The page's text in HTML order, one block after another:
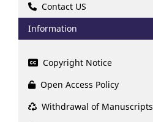
Contact US
Information
Copyright Notice
Open Access Policy
Withdrawal of Manuscripts